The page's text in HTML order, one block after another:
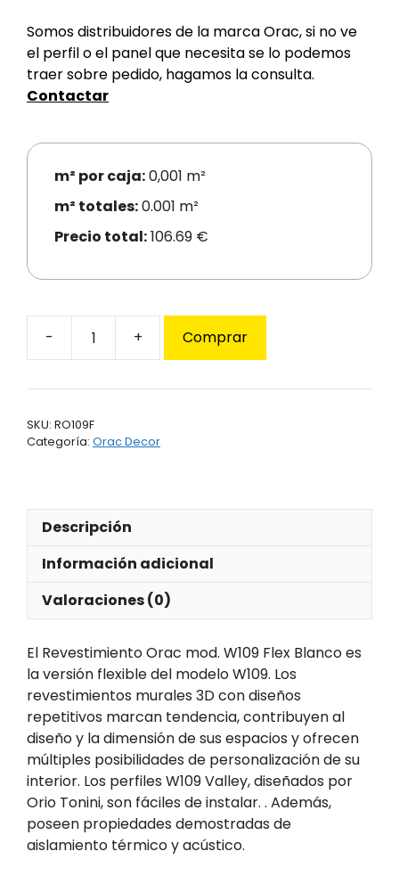
Somos distribuidores de la marca Orac, si no ve
el perfil o el panel que necesita se lo podemos
traer sobre pedido, hagamos la consulta.
Contactar
m² por caja:0,001 m²
m² totales:0.001 m²
Precio total:106.69 €
Revestimiento
mod.
Blanco
Comprar
SKU: RO109F
Categoría: Orac Decor
Descripción
Información adicional
Valoraciones (0)
El Revestimiento Orac mod. W109 Flex Blanco es
la versión flexible del modelo W109. Los
revestimientos murales 3D con diseños
repetitivos marcan tendencia, contribuyen al
diseño y la dimensión de sus espacios y ofrecen
múltiples posibilidades de personalización de su
interior. Los perfiles W109 Valley, diseñados por
Orio Tonini, son fáciles de instalar. . Además,
poseen propiedades demostradas de
aislamiento térmico y acústico.